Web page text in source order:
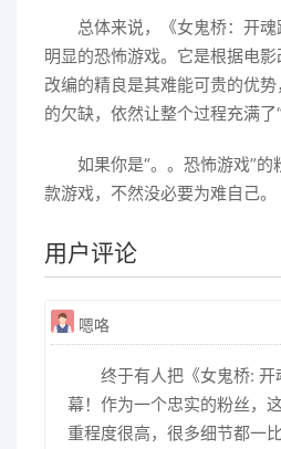
总体来说，《女鬼桥：开
明显的恐怖游戏。它是根据电影
改编的精良是其难能可贵的优
的欠缺，依然让整个过程充满了
如果你是“。。恐怖游戏”
款游戏，不然没必要为难自己。
用户评论
嗯咯
终于有人把《女鬼桥:
幕！作为一个忠实的粉丝，
重程度很高，很多细节都一